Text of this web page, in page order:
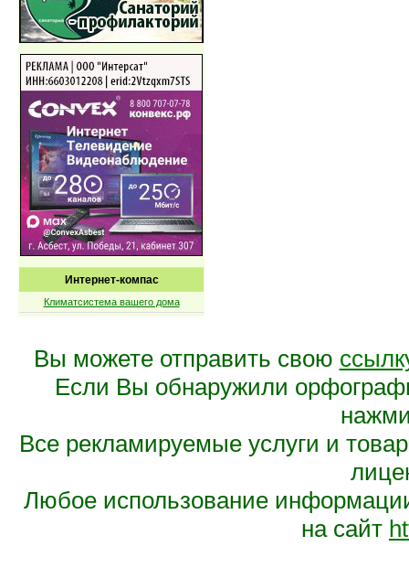
Интернет-компас
Климатсистема вашего дома
Вы можете отправить свою
Если Вы обнаружили
Все рекламируемые услуги и
Любое использование
на сайт